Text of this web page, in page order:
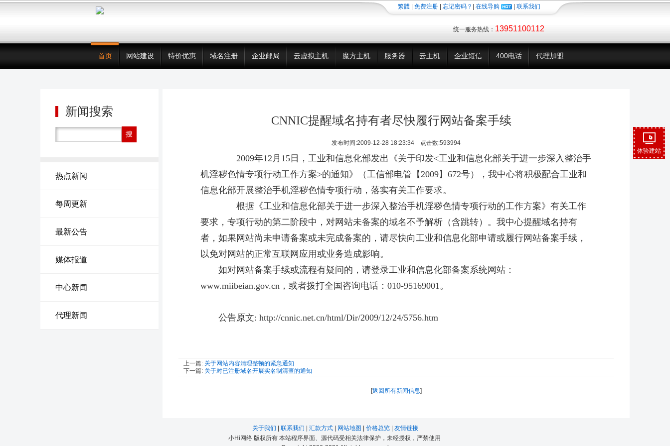
繁體 免费注册 忘记密码？ 在线导购 联系我们
统一服务热线： 13951100112
首页 网站建设 特价优惠 域名注册 企业邮局 云虚拟主机 魔方主机 服务器 云主机 企业短信 400电话 代理加盟
新闻搜索
热点新闻
每周更新
最新公告
媒体报道
中心新闻
代理新闻
CNNIC提醒域名持有者尽快履行网站备案手续
发布时间:2009-12-28 18:23:34 点击数:593994
2009年12月15日，工业和信息化部发出《关于印发<工业和信息化部关于进一步深入整治手
机淫秽色情专项行动工作方案>的通知》（工信部电管【2009】672号），我中心将积极配合工业和
信息化部开展整治手机淫秽色情专项行动，落实有关工作要求。
根据《工业和信息化部关于进一步深入整治手机淫秽色情专项行动的工作方案》有关工作
要求，专项行动的第二阶段中，对网站未备案的域名不予解析（含跳转）。我中心提醒域名持有
者，如果网站尚未申请备案或未完成备案的，请尽快向工业和信息化部申请或履行网站备案手续，
以免对网站的正常互联网应用或业务造成影响。
如对网站备案手续或流程有疑问的，请登录工业和信息化部备案系统网站：
www.miibeian.gov.cn，或者拨打全国咨询电话：010-95169001。
公告原文: http://cnnic.net.cn/html/Dir/2009/12/24/5756.htm
上一篇: 关于网站内容清理整顿的紧急通知
下一篇: 关于对已注册域名开展实名制清查的通知
[返回所有新闻信息]
关于我们 联系我们 汇款方式 网站地图 价格总览
友情链接
小Hi网络 版权所有 本站程序界面、源代码受相关法律保护，未经授权，严禁使用
体验建站